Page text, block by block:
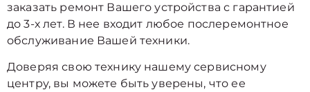
заказать ремонт Вашего устройства с гарантией
до 3-х лет. В нее входит любое послеремонтное
обслуживание Вашей техники.
Доверяя свою технику нашему сервисному
центру, вы можете быть уверены, что ее